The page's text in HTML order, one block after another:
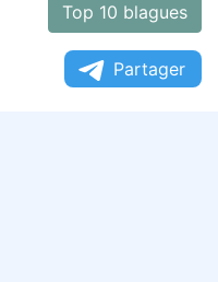
Top 10 blagues
Partager